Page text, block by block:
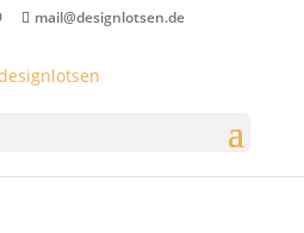
mail@designlotsen.de